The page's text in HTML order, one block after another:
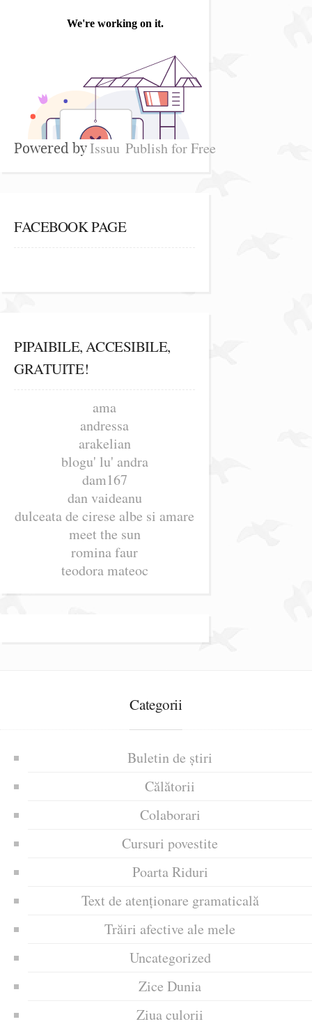
Powered byIssuu Publish for Free
FACEBOOK PAGE
PIPAIBILE, ACCESIBILE,
GRATUITE!
ama
andressa
arakelian
blogu' lu' andra
dam167
dan vaideanu
dulceata de cirese albe si amare
meet the sun
romina faur
teodora mateoc
Categorii
Buletin de știri
Călătorii
Colaborari
Cursuri povestite
Poarta Riduri
Text de atenționare gramaticală
Trăiri afective ale mele
Uncategorized
Zice Dunia
Ziua culorii